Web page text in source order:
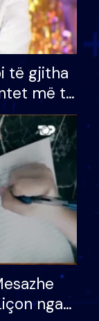
të gjitha
më të
Do më
nga